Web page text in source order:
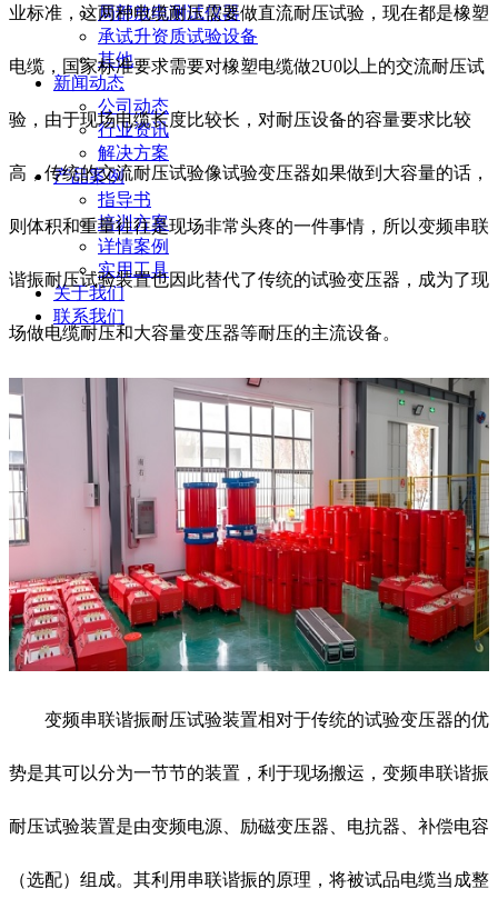
局部放电测试仪器
承试升资质试验设备
其他
新闻动态
公司动态
行业资讯
解决方案
产品案例
指导书
培训方案
详情案例
实用工具
关于我们
联系我们
业标准，这两种电缆耐压需要做直流耐压试验，现在都是橡塑
电缆，国家标准要求需要对橡塑电缆做2U0以上的交流耐压试
验，由于现场电缆长度比较长，对耐压设备的容量要求比较
高，传统的交流耐压试验像试验变压器如果做到大容量的话，
则体积和重量往往是现场非常头疼的一件事情，所以变频串联
谐振耐压试验装置也因此替代了传统的试验变压器，成为了现
场做电缆耐压和大容量变压器等耐压的主流设备。
变频串联谐振耐压试验装置相对于传统的试验变压器的优
势是其可以分为一节节的装置，利于现场搬运， 变频串联谐振
耐压试验装置是由变频电源、励磁变压器、电抗器、补偿电容
（选配）组成。其利用串联谐振的原理，将被试品电缆当成整